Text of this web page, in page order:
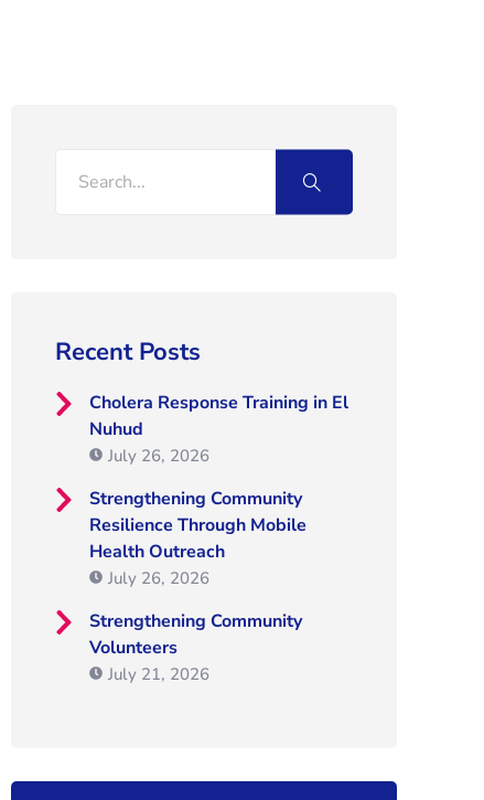
Recent Posts
Cholera Response Training in El
Nuhud
July 26, 2026
Strengthening Community
Resilience Through Mobile
Health Outreach
July 26, 2026
Strengthening Community
Volunteers
July 21, 2026